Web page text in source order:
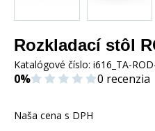
Rozkladací stôl
Katalógové číslo: i616_TA-
0% 0 recenzia
Naša cena s DPH